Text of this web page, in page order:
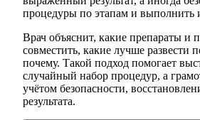
процедуры по этапам и выполнить
Врач объяснит, какие препараты и
совместить, какие лучше развести
почему. Такой подход помогает
случайный набор процедур, а
учётом безопасности,
результата.